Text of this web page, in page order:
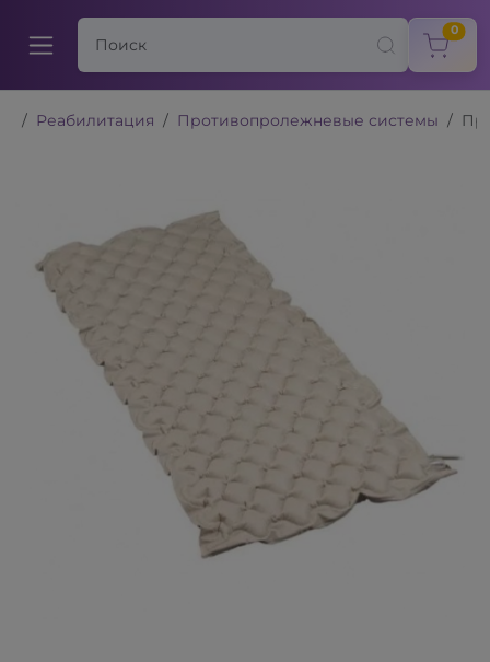
0
Реабилитация Противопролежневые системы